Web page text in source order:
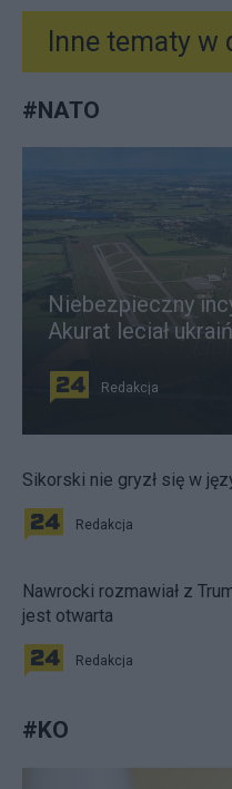
Inne tematy w
#NATO
Niebezpieczny
Akurat leciał
Redakcja
Sikorski nie gryzł się w
Redakcja
Nawrocki rozmawiał z
jest otwarta
Redakcja
#KO